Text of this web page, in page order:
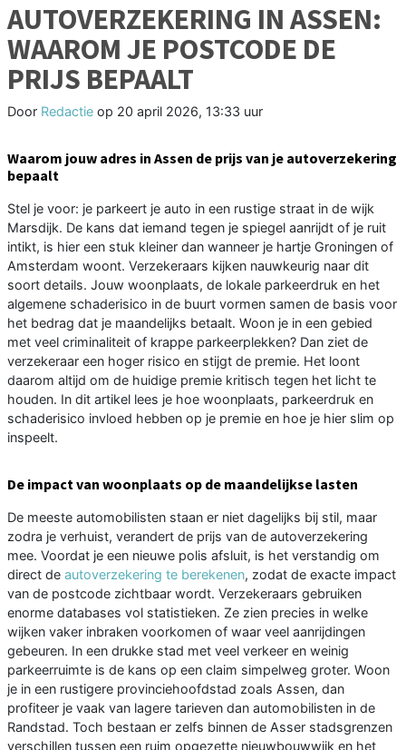
AUTOVERZEKERING IN ASSEN:
WAAROM JE POSTCODE DE
PRIJS BEPAALT
Door Redactie op 20 april 2026, 13:33 uur
Waarom jouw adres in Assen de prijs van je autoverzekering
bepaalt
Stel je voor: je parkeert je auto in een rustige straat in de wijk
Marsdijk. De kans dat iemand tegen je spiegel aanrijdt of je ruit
intikt, is hier een stuk kleiner dan wanneer je hartje Groningen of
Amsterdam woont. Verzekeraars kijken nauwkeurig naar dit
soort details. Jouw woonplaats, de lokale parkeerdruk en het
algemene schaderisico in de buurt vormen samen de basis voor
het bedrag dat je maandelijks betaalt. Woon je in een gebied
met veel criminaliteit of krappe parkeerplekken? Dan ziet de
verzekeraar een hoger risico en stijgt de premie. Het loont
daarom altijd om de huidige premie kritisch tegen het licht te
houden. In dit artikel lees je hoe woonplaats, parkeerdruk en
schaderisico invloed hebben op je premie en hoe je hier slim op
inspeelt.
De impact van woonplaats op de maandelijkse lasten
De meeste automobilisten staan er niet dagelijks bij stil, maar
zodra je verhuist, verandert de prijs van de autoverzekering
mee. Voordat je een nieuwe polis afsluit, is het verstandig om
direct de autoverzekering te berekenen, zodat de exacte impact
van de postcode zichtbaar wordt. Verzekeraars gebruiken
enorme databases vol statistieken. Ze zien precies in welke
wijken vaker inbraken voorkomen of waar veel aanrijdingen
gebeuren. In een drukke stad met veel verkeer en weinig
parkeerruimte is de kans op een claim simpelweg groter. Woon
je in een rustigere provinciehoofdstad zoals Assen, dan
profiteer je vaak van lagere tarieven dan automobilisten in de
Randstad. Toch bestaan er zelfs binnen de Asser stadsgrenzen
verschillen tussen een ruim opgezette nieuwbouwwijk en het